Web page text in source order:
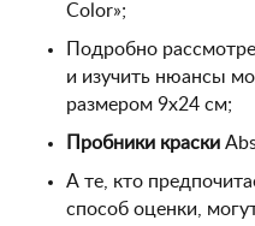
Color»;
Подробно
и изучить нюансы
размером 9х24 см;
Пробники краски
А те, кто
способ оценки,